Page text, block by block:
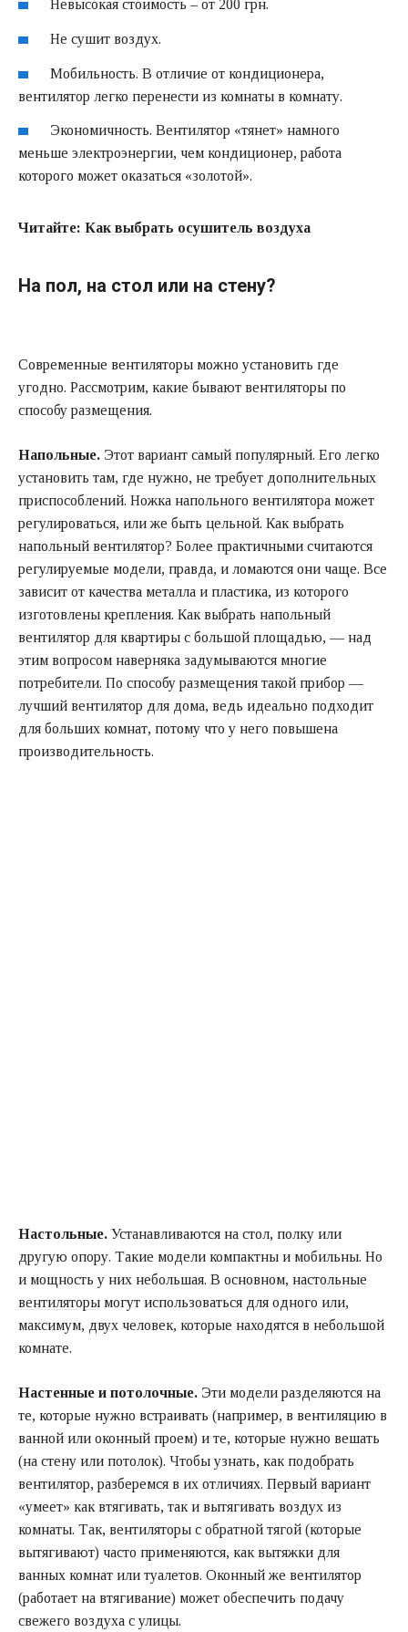
Невысокая стоимость – от 200 грн.
Не сушит воздух.
Мобильность. В отличие от кондиционера,
вентилятор легко перенести из комнаты в комнату.
Экономичность. Вентилятор «тянет» намного
меньше электроэнергии, чем кондиционер, работа
которого может оказаться «золотой».
Читайте: Как выбрать осушитель воздуха
На пол, на стол или на стену?
Современные вентиляторы можно установить где
угодно. Рассмотрим, какие бывают вентиляторы по
способу размещения.
Напольные. Этот вариант самый популярный. Его легко
установить там, где нужно, не требует дополнительных
приспособлений. Ножка напольного вентилятора может
регулироваться, или же быть цельной. Как выбрать
напольный вентилятор? Более практичными считаются
регулируемые модели, правда, и ломаются они чаще. Все
зависит от качества металла и пластика, из которого
изготовлены крепления. Как выбрать напольный
вентилятор для квартиры с большой площадью, — над
этим вопросом наверняка задумываются многие
потребители. По способу размещения такой прибор —
лучший вентилятор для дома, ведь идеально подходит
для больших комнат, потому что у него повышена
производительность.
Настольные. Устанавливаются на стол, полку или
другую опору. Такие модели компактны и мобильны. Но
и мощность у них небольшая. В основном, настольные
вентиляторы могут использоваться для одного или,
максимум, двух человек, которые находятся в небольшой
комнате.
Настенные и потолочные. Эти модели разделяются на
те, которые нужно встраивать (например, в вентиляцию в
ванной или оконный проем) и те, которые нужно вешать
(на стену или потолок). Чтобы узнать, как подобрать
вентилятор, разберемся в их отличиях. Первый вариант
«умеет» как втягивать, так и вытягивать воздух из
комнаты. Так, вентиляторы с обратной тягой (которые
вытягивают) часто применяются, как вытяжки для
ванных комнат или туалетов. Оконный же вентилятор
(работает на втягивание) может обеспечить подачу
свежего воздуха с улицы.